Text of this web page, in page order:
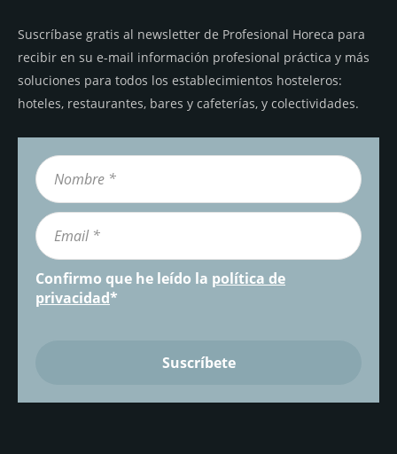
Suscríbase gratis al newsletter de Profesional Horeca para
recibir en su e-mail información profesional práctica y más
soluciones para todos los establecimientos hosteleros:
hoteles, restaurantes, bares y cafeterías, y colectividades.
Confirmo que he leído la política de
privacidad*